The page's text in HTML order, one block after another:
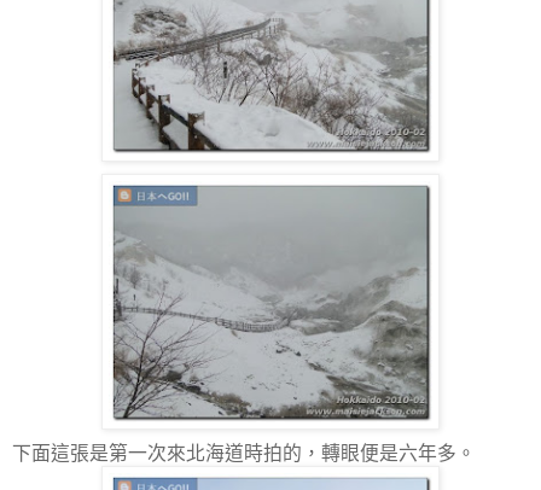
下面這張是第一次來北海道時拍的，轉眼便是六年多。